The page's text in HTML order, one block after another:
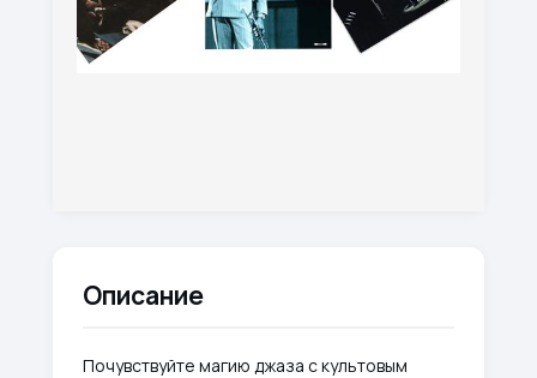
Описание
Почувствуйте магию джаза с культовым